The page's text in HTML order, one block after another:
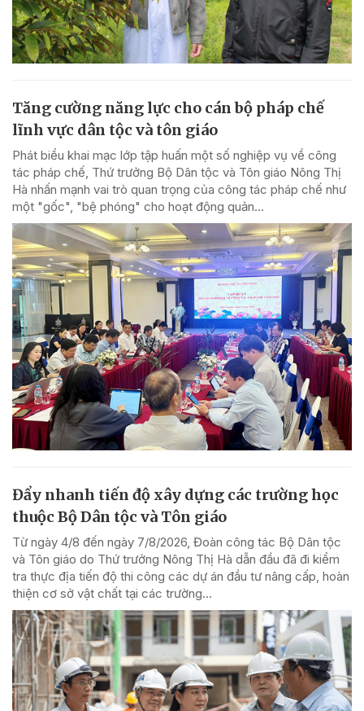
Tăng cường năng lực cho cán bộ pháp chế
lĩnh vực dân tộc và tôn giáo
Phát biểu khai mạc lớp tập huấn một số nghiệp vụ về công
tác pháp chế, Thứ trưởng Bộ Dân tộc và Tôn giáo Nông Thị
Hà nhấn mạnh vai trò quan trọng của công tác pháp chế như
một "gốc", "bệ phóng" cho hoạt động quản...
Đẩy nhanh tiến độ xây dựng các trường học
thuộc Bộ Dân tộc và Tôn giáo
Từ ngày 4/8 đến ngày 7/8/2026, Đoàn công tác Bộ Dân tộc
và Tôn giáo do Thứ trưởng Nông Thị Hà dẫn đầu đã đi kiểm
tra thực địa tiến độ thi công các dự án đầu tư nâng cấp, hoàn
thiện cơ sở vật chất tại các trường...